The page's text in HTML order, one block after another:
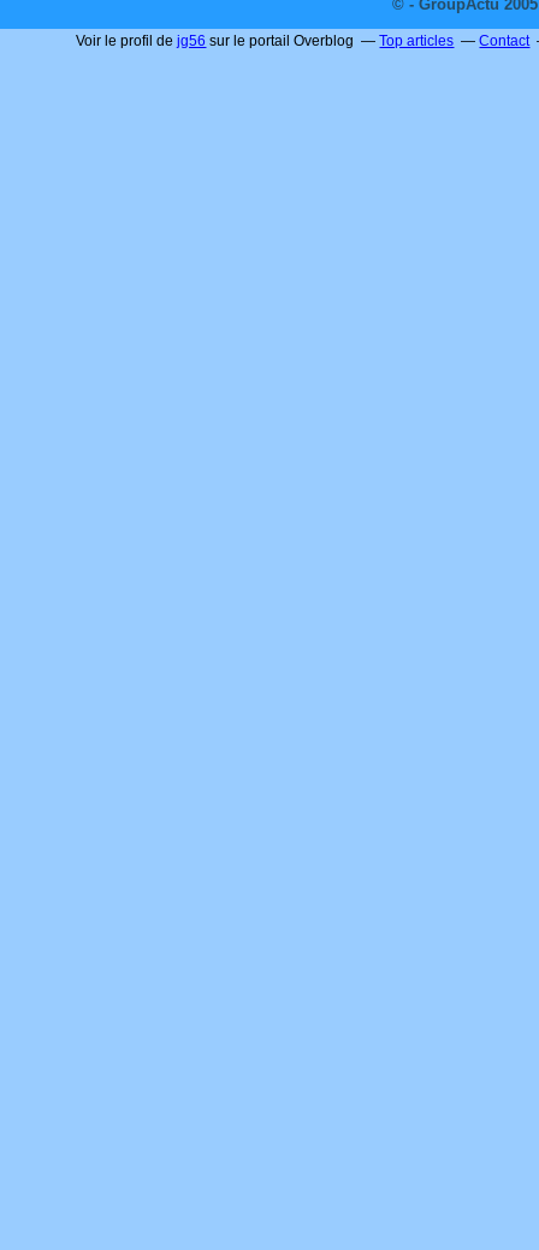
© - GroupActu
Voir le profil dejg56 sur le portail Overblog Top articles Contact